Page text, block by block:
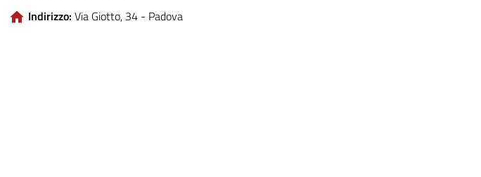
Indirizzo: Via Giotto, 34 - Padova